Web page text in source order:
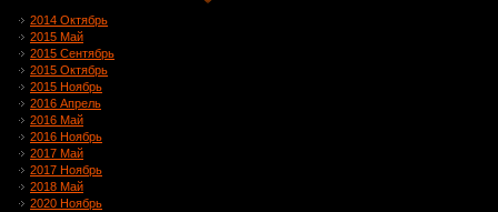
2014 Октябрь
2015 Май
2015 Сентябрь
2015 Октябрь
2015 Ноябрь
2016 Апрель
2016 Май
2016 Ноябрь
2017 Май
2017 Ноябрь
2018 Май
2020 Ноябрь